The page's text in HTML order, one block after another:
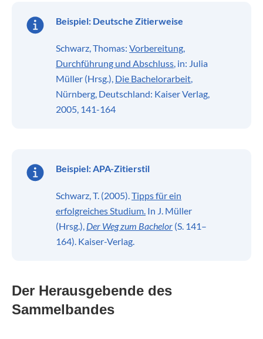
Beispiel: Deutsche Zitierweise
Schwarz, Thomas: Vorbereitung,
Durchführung und Abschluss, in: Julia
Müller (Hrsg.), Die Bachelorarbeit,
Nürnberg, Deutschland: Kaiser Verlag,
2005, 141-164
Beispiel:APA-Zitierstil
Schwarz, T. (2005).Tipps für ein
erfolgreiches Studium. In J. Müller
(Hrsg.), Der Weg zum Bachelor (S. 141–
164). Kaiser-Verlag.
Der Herausgebende des
Sammelbandes